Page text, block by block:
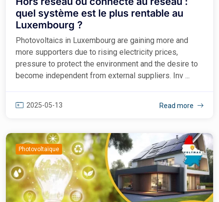
quel système est le plus rentable au
Luxembourg ?
Photovoltaics in Luxembourg are gaining more and
more supporters due to rising electricity prices,
pressure to protect the environment and the desire to
become independent from external suppliers. Inv ...
2025-05-13 Read more
Photovoltaïque